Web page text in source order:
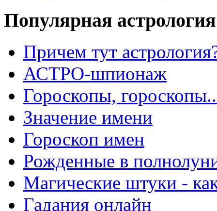
Популярная астрология
Причем тут
АСТРО-шпионаж
Гороскопы,
Значение имени
Гороскоп имен
Рожденные в
Магические штуки -
Гадания онлайн